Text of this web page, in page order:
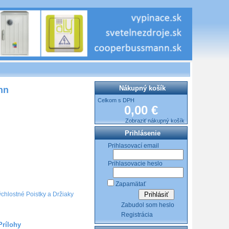
Poistky a Držiaky
Nákupný košík
Celkom s DPH
0,00 €
Zobraziť nákupný košík
Prihlásenie
Prihlasovací email
Prihlasovacie heslo
Zapamätať
Zabudol som heslo
Registrácia